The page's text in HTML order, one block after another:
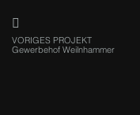
VORIGES PROJEKT
Gewerbehof Weilnhammer